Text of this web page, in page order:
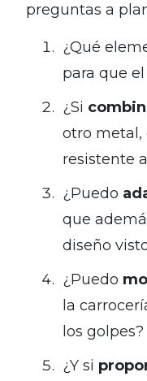
preguntas a
¿Qué
para que
¿Si
otro metal,
resistente
¿Puedo
que
diseño
¿Puedo
la
los golpes?
¿Y si